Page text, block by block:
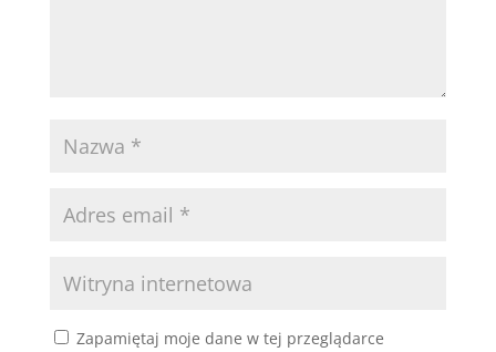
Zapamiętaj moje dane w tej przeglądarce